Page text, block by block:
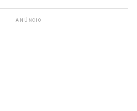
ANÚNCIO